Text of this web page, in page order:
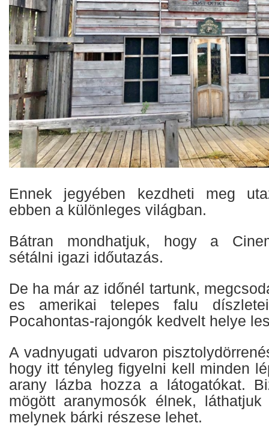
Ennek jegyében kezdheti meg
ebben a különleges világban.
Bátran mondhatjuk, hogy a
sétálni igazi időutazás.
De ha már az időnél tartunk,
es amerikai telepes falu
Pocahontas-rajongók kedvelt helye
A vadnyugati udvaron
hogy itt tényleg figyelni kell minden
arany lázba hozza a látogatókat.
mögött aranymosók élnek,
melynek bárki részese lehet.